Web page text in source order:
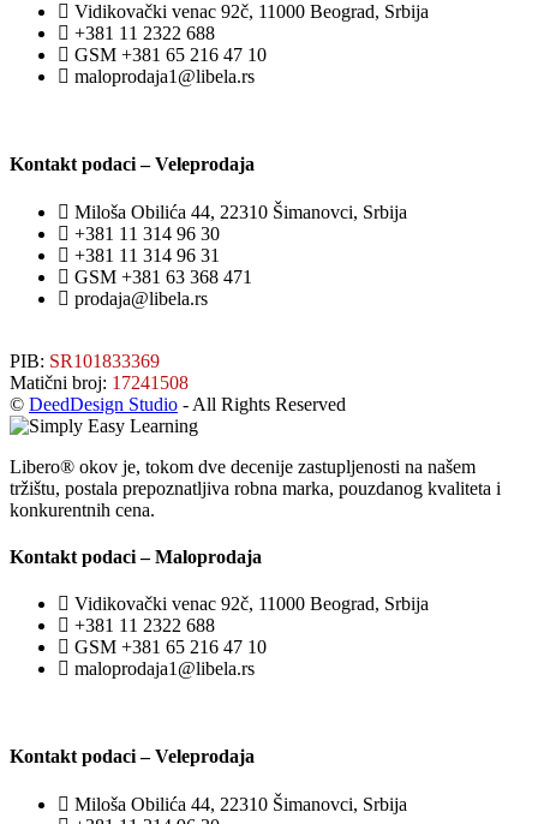
Vidikovački venac 92č, 11000 Beograd, Srbija
+381 11 2322 688
GSM +381 65 216 47 10
maloprodaja1@libela.rs
Kontakt podaci – Veleprodaja
Miloša Obilića 44, 22310 Šimanovci, Srbija
+381 11 314 96 30
+381 11 314 96 31
GSM +381 63 368 471
prodaja@libela.rs
PIB: SR101833369
Matični broj: 17241508
© DeedDesign Studio - All Rights Reserved
Libero® okov je, tokom dve decenije zastupljenosti na našem
tržištu, postala prepoznatljiva robna marka, pouzdanog kvaliteta i
konkurentnih cena.
Kontakt podaci – Maloprodaja
Vidikovački venac 92č, 11000 Beograd, Srbija
+381 11 2322 688
GSM +381 65 216 47 10
maloprodaja1@libela.rs
Kontakt podaci – Veleprodaja
Miloša Obilića 44, 22310 Šimanovci, Srbija